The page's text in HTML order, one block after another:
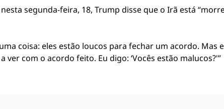
segunda-feira, 18, Trump disse que o Irã está
coisa: eles estão loucos para fechar um acordo. Mas
com o acordo feito. Eu digo: ‘Vocês estão malucos?'”